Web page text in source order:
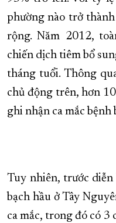
phường nào trở
rộng. Năm 2012,
chiến dịch tiêm bổ
tháng tuổi. Thông
chủ động trên, hơn
ghi nhận ca mắc bệnh
Tuy nhiên, trước
bạch hầu ở Tây
ca mắc, trong đó có 3